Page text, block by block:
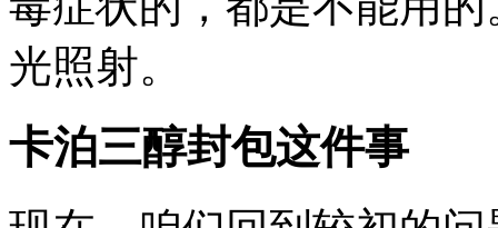
光照射。
卡泊三醇封包这件事